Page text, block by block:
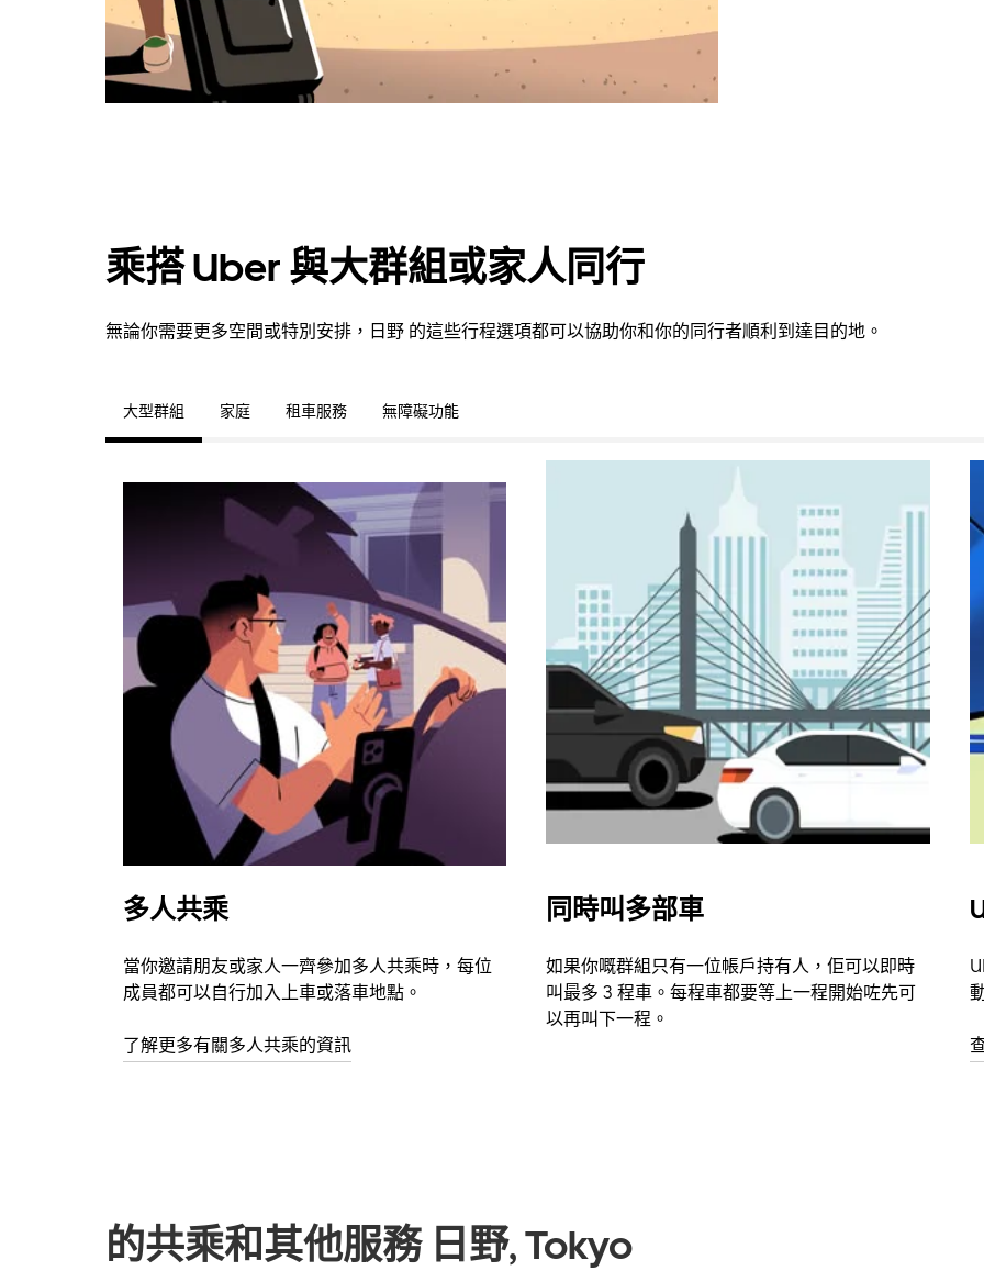
曆。
乘搭 Uber 與大群組或家人同行
無論你需要更多空間或特別安排，日野 的這些行程選項都可以協助你和你的同行者順利到達目的地。
大型群組 家庭 租車服務 無障礙功能
多人共乘
當你邀請朋友或家人一齊參加多人共乘時，每位
成員都可以自行加入上車或落車地點。
了解更多有關多人共乘的資訊
同時叫多部車
如果你嘅群組只有一位帳戶持有人，佢可以即時
叫最多 3 程車。每程車都要等上一程開始咗先可
以再叫下一程。
的共乘和其他服務 日野, Tokyo